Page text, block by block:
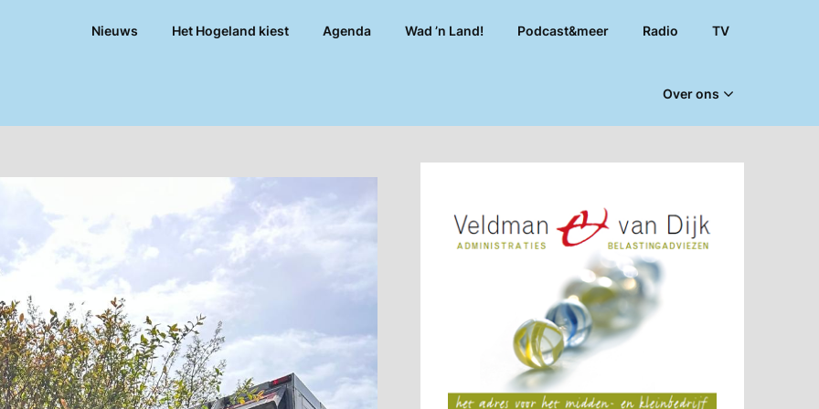
Nieuws Het Hogeland kiest Agenda Wad ’n Land! Podcast&meer Radio TV
Over ons